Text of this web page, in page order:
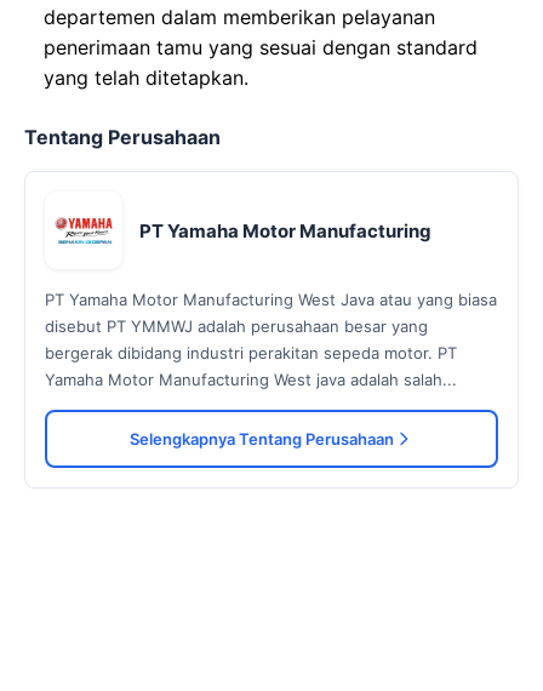
departemen dalam memberikan pelayanan
penerimaan tamu yang sesuai dengan standard
yang telah ditetapkan.
Tentang Perusahaan
PT Yamaha Motor Manufacturing
PT Yamaha Motor Manufacturing West Java atau yang biasa
disebut PT YMMWJ adalah perusahaan besar yang
bergerak dibidang industri perakitan sepeda motor. PT
Yamaha Motor Manufacturing West java adalah salah...
Selengkapnya Tentang Perusahaan